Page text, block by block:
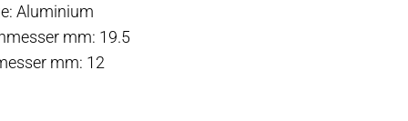
Aluminium
mm: 19.5
mm: 12